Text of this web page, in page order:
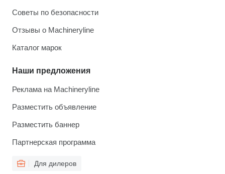
Советы по безопасности
Отзывы о Machineryline
Каталог марок
Наши предложения
Реклама на Machineryline
Разместить объявление
Разместить баннер
Партнерская программа
Для дилеров